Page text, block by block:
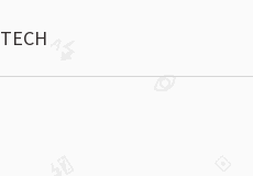
TECH